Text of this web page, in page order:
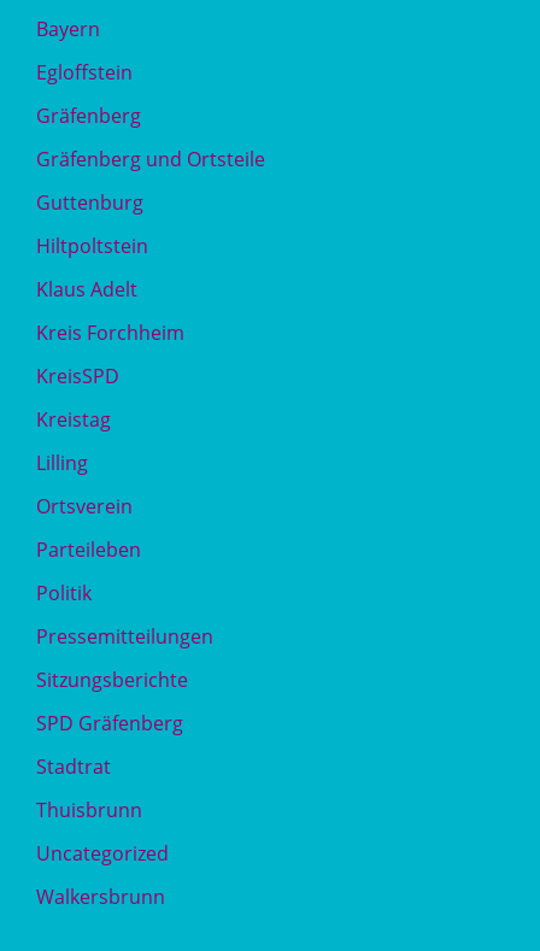
Bayern
Egloffstein
Gräfenberg
Gräfenberg und Ortsteile
Guttenburg
Hiltpoltstein
Klaus Adelt
Kreis Forchheim
KreisSPD
Kreistag
Lilling
Ortsverein
Parteileben
Politik
Pressemitteilungen
Sitzungsberichte
SPD Gräfenberg
Stadtrat
Thuisbrunn
Uncategorized
Walkersbrunn